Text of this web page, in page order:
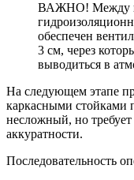
ВАЖНО! Между
обеспечен
3 см, через
выводиться в
На следующем этапе
каркасными стойками
несложный, но
аккуратности.
Последовательность